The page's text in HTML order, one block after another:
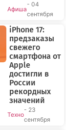
Афиша
- 04
сентября
iPhone 17:
предзаказы
свежего
смартфона от
Apple
достигли в
России
рекордных
значений
Техно
- 23
сентября